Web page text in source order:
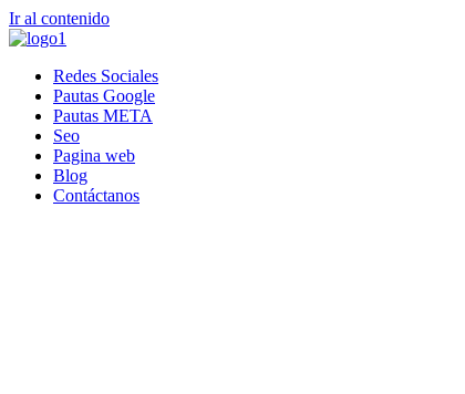
Ir al contenido
Redes Sociales
Pautas Google
Pautas META
Seo
Pagina web
Blog
Contáctanos